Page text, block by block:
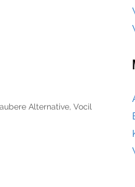
Alternative, Vocil